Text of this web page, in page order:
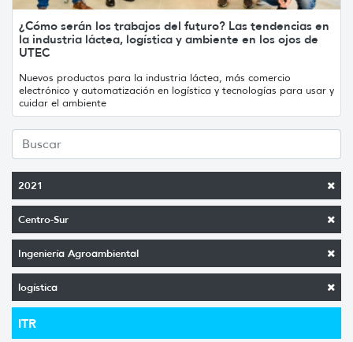
2021
Centro-Sur
Ingeniería Agroambiental
logística
ITR
¿Cómo serán los trabajos del futuro? Las tendencias en
la industria láctea, logística y ambiente en los ojos de
UTEC
Nuevos productos para la industria láctea, más comercio
electrónico y automatización en logística y tecnologías para usar y
cuidar el ambiente